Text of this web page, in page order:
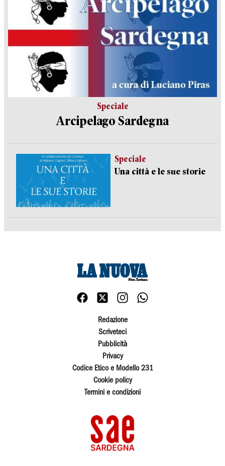
Speciale
Arcipelago Sardegna
Speciale
Una città e le sue storie
Redazione
Scriveteci
Pubblicità
Privacy
Codice Etico e Modello 231
Cookie policy
Termini e condizioni